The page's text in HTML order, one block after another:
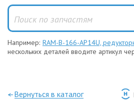
Например: RAM-B-166-AP14U,
нескольких деталей вводите артикул
—Вернуться в каталог